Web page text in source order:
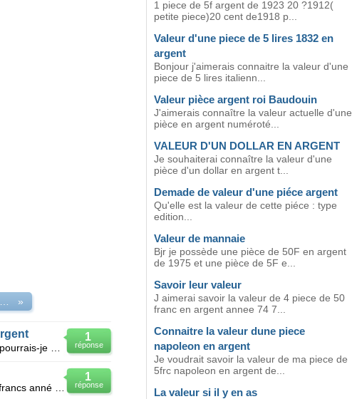
»
1
réponse
1
réponse
1 piece de 5f argent de 1923 20 ?1912(
petite piece)20 cent de1918 p...
Valeur d'une piece de 5 lires 1832 en
argent
Bonjour j'aimerais connaitre la valeur d'une
piece de 5 lires italienn...
Valeur pièce argent roi Baudouin
J'aimerais connaître la valeur actuelle d'une
pièce en argent numéroté...
VALEUR D'UN DOLLAR EN ARGENT
Je souhaiterai connaître la valeur d'une
pièce d'un dollar en argent t...
Demade de valeur d'une piéce argent
Qu'elle est la valeur de cette piéce : type
edition...
Valeur de mannaie
Bjr je possède une pièce de 50F en argent
de 1975 et une pièce de 5F e...
Savoir leur valeur
J aimerai savoir la valeur de 4 piece de 50
franc en argent annee 74 7...
Connaitre la valeur dune piece
napoleon en argent
Je voudrait savoir la valeur de ma piece de
5frc napoleon en argent de...
La valeur si il y en as